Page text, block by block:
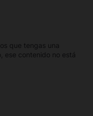
que tengas una
ese contenido no está